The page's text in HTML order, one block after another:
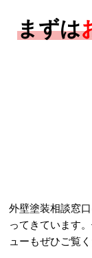
まずは
外壁塗装相談窓
ってきています
ューもぜひご覧く